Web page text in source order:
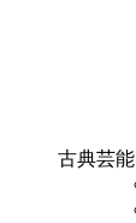
古典芸能